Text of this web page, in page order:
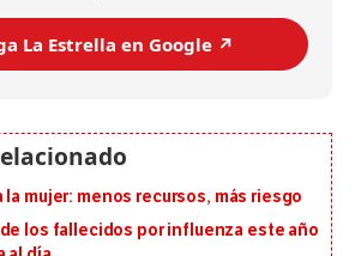
La Estrella en Google ↗️
mujer: menos recursos, más riesgo
los fallecidos por influenza este año